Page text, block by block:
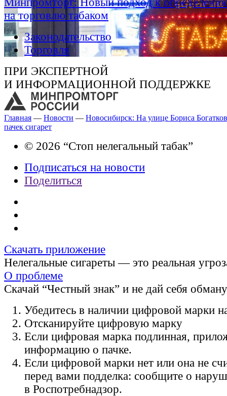
на торговлю табаком
Законодательство
Торговля
ПРИ ЭКСПЕРТНОЙ
И ИНФОРМАЦИОННОЙ ПОДДЕРЖКЕ
Главная — Новости — Новосибирск: На улице Бориса
пачек сигарет
© 2026 “Стоп нелегальный табак”
Подписаться на новости
Поделиться
Скачать приложение
Нелегальные сигареты — это реальная
О проблеме
Скачай “Честный знак” и не дай себя
Убедитесь в наличии цифровой марки
Отсканируйте цифровую марку
Если цифровая марка подлинная,
информацию о пачке.
Если цифровой марки нет или она не
перед вами подделка: сообщите о
в Роспотребнадзор.